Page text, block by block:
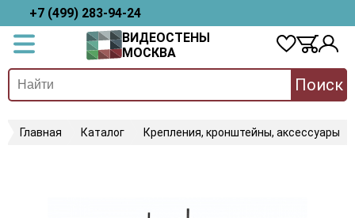
+7 (499) 283-94-24
ВИДЕОСТЕНЫ
МОСКВА
Поиск
Главная Каталог Крепления, кронштейны, аксессуары